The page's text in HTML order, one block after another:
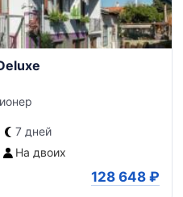
7 дней
На двоих
128 648 ₽